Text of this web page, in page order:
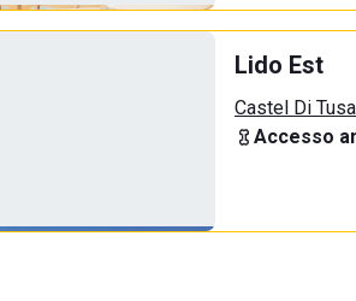
Lido Est
Castel Di Tusa
Accesso